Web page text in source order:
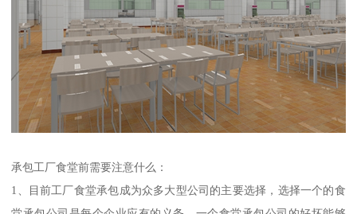
承包工厂食堂前需要注意什么：
1、目前工厂食堂承包成为众多大型公司的主要选择，选择一个的食